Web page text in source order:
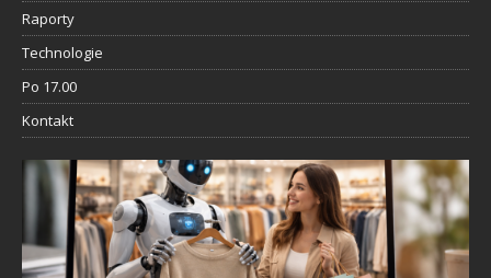
Raporty
Technologie
Po 17.00
Kontakt